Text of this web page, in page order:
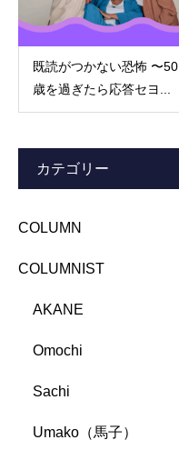
既読がつかない恐怖 〜50
歳を過ぎたら応答セヨ...
カテゴリー
COLUMN
COLUMNIST
AKANE
Omochi
Sachi
Umako（馬子）